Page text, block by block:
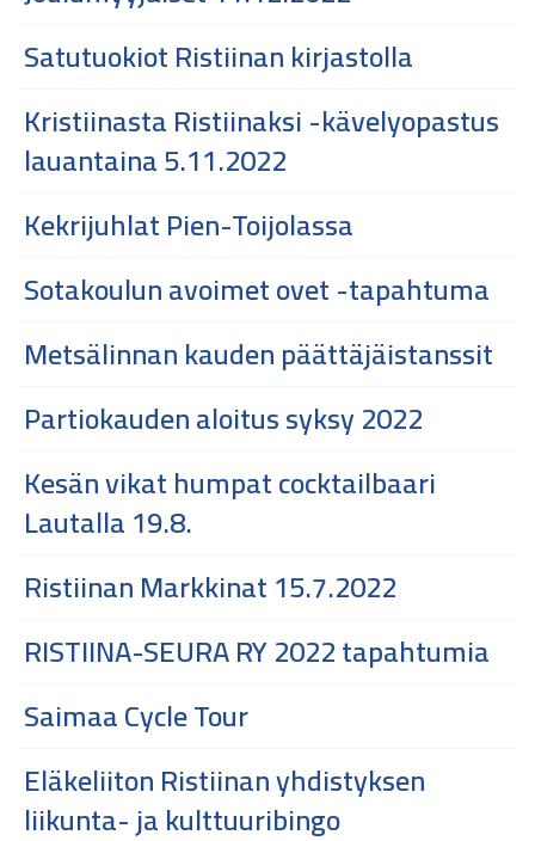
Satutuokiot Ristiinan kirjastolla
Kristiinasta Ristiinaksi -kävelyopastus
lauantaina 5.11.2022
Kekrijuhlat Pien-Toijolassa
Sotakoulun avoimet ovet -tapahtuma
Metsälinnan kauden päättäjäistanssit
Partiokauden aloitus syksy 2022
Kesän vikat humpat cocktailbaari
Lautalla 19.8.
Ristiinan Markkinat 15.7.2022
RISTIINA-SEURA RY 2022 tapahtumia
Saimaa Cycle Tour
Eläkeliiton Ristiinan yhdistyksen
liikunta- ja kulttuuribingo